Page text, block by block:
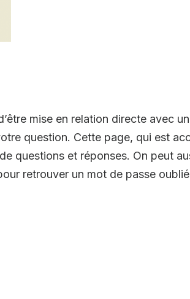
mise en relation directe avec
question. Cette page, qui est
questions et réponses. On peut
retrouver un mot de passe